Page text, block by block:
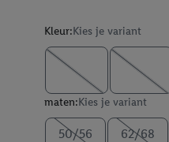
Kleur:Kies je variant
maten:Kies je variant
50/56 62/68